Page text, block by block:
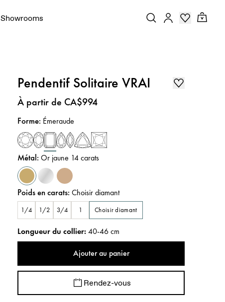
Showrooms
Pendentif Solitaire VRAI
Prix:
À partir de CA$994
Forme: Émeraude
Métal:Or jaune 14 carats
Poids en carats:Choisir diamant
1/4 1/2 3/4 1 Choisir diamant
Longueur du collier:40-46 cm
Ajouter au panier
Rendez-vous